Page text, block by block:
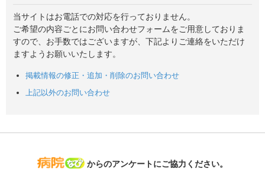
当サイトはお電話での対応を行っておりません。
ご希望の内容ごとにお問い合わせフォームをご用意しておりま
すので、お手数ではございますが、下記よりご連絡をいただけ
ますようお願いいたします。
掲載情報の修正・追加・削除のお問い合わせ
上記以外のお問い合わせ
病院なび
からのアンケートにご協力ください。